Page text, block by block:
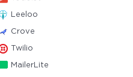
Leeloo
Crove
Twilio
MailerLite